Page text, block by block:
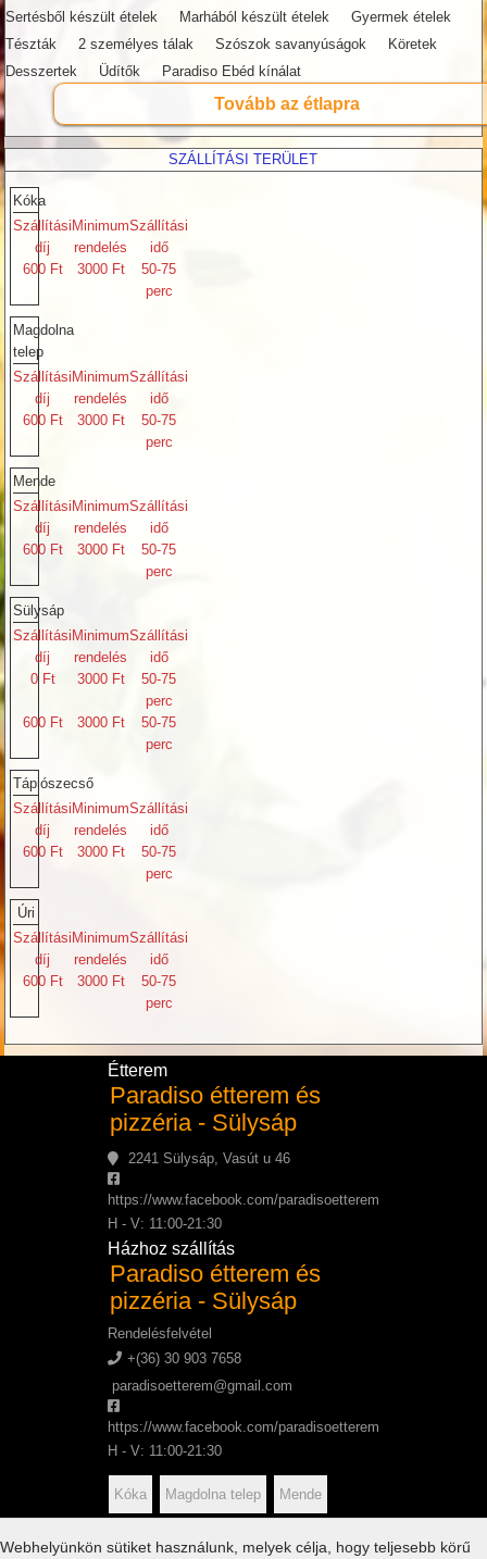
Webhelyünkön sütiket használunk, melyek célja, hogy teljesebb körű
Sertésből készült ételek
Marhából készült ételek
Gyermek ételek
Tészták
2 személyes tálak Szószok savanyúságok
Köretek
Desszertek
Üdítők Paradiso Ebéd kínálat
Tovább az étlapra
SZÁLLÍTÁSI TERÜLET
Kóka
Szállítási
díj
Minimum
rendelés
Szállítási
idő
600 Ft
3000 Ft
50-75
perc
Magdolna
telep
Szállítási
díj
Minimum
rendelés
Szállítási
idő
600 Ft
3000 Ft
50-75
perc
Mende
Szállítási
díj
Minimum
rendelés
Szállítási
idő
600 Ft
3000 Ft
50-75
perc
Sülysáp
Szállítási
díj
Minimum
rendelés
Szállítási
idő
0 Ft
3000 Ft
50-75
perc
600 Ft
3000 Ft
50-75
perc
Tápiószecső
Szállítási
díj
Minimum
rendelés
Szállítási
idő
600 Ft
3000 Ft
50-75
perc
Úri
Szállítási
díj
Minimum
rendelés
Szállítási
idő
600 Ft
3000 Ft
50-75
perc
Étterem
Paradiso étterem és
pizzéria - Sülysáp
2241 Sülysáp, Vasút u 46
https://www.facebook.com/paradisoetterem
H - V: 11:00-21:30
Házhoz szállítás
Paradiso étterem és
pizzéria - Sülysáp
Rendelésfelvétel
+(36) 30 903 7658
paradisoetterem@gmail.com
https://www.facebook.com/paradisoetterem
H - V: 11:00-21:30
Kóka Magdolna telep Mende
Sülysáp Tápiószecső Úri